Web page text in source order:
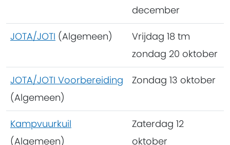
december
JOTA/JOTI (Algemeen)
Vrijdag 18 tm
zondag 20 oktober
JOTA/JOTI Voorbereiding
(Algemeen)
Zondag 13 oktober
Kampvuurkuil
(Algemeen)
Zaterdag 12
oktober